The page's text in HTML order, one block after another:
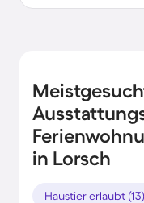
in Lorsch
Haustier erlaubt (13)